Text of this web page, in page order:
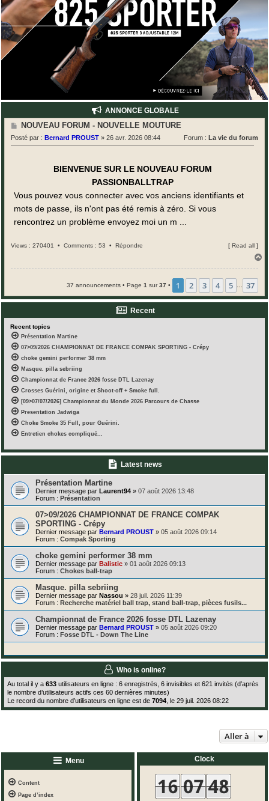
ANNONCE GLOBALE
M
s
NOUVEAU FORUM - NOUVELLE MOUTURE
Posté par : Bernard PROUST » 26 avr. 2026 08:44 Forum : La vie du forum
BIENVENUE SUR LE NOUVEAU FORUM
PASSIONBALLTRAP
Vous pouvez vous connecter avec vos anciens identifiants et
mots de passe, ils n'ont pas été remis à zéro. Si vous
rencontrez un problème envoyez moi un m ...
Views : 270401 • Comments : 53 • Répondre [ Read all ]
37 announcements • Page 1 sur37 • 1 2 3 4 5 37
Recent
Recent topics
Présentation Martine
07>09/2026 CHAMPIONNAT DE FRANCE COMPAK SPORTING - Crépy
choke gemini performer 38 mm
Masque. pilla sebriing
Championnat de France 2026 fosse DTL Lazenay
Crosses Guérini, origine et Shoot-off + Smoke full.
[09>07/07/2026] Championnat du Monde 2026 Parcours de Chasse
Presentation Jadwiga
Choke Smoke 35 Full, pour Guérini.
Entretien chokes compliqué...
Latest news
Présentation Martine
Dernier message par Laurent94 » 07 août 2026 13:48
Forum : Présentation
07>09/2026 CHAMPIONNAT DE FRANCE COMPAK
SPORTING - Crépy
Dernier message par Bernard PROUST » 05 août 2026 09:14
Forum : Compak Sporting
choke gemini performer 38 mm
Dernier message par Balistic » 01 août 2026 09:13
Forum : Chokes ball-trap
Masque. pilla sebriing
Dernier message par Nassou » 28 juil. 2026 11:39
Forum : Recherche matériel ball trap, stand ball-trap, pièces fusils...
Championnat de France 2026 fosse DTL Lazenay
Dernier message par Bernard PROUST » 05 août 2026 09:20
Forum : Fosse DTL - Down The Line
Who is online?
Au total il y a 633 utilisateurs en ligne : 6 enregistrés, 6 invisibles et 621 invités (d’après
le nombre d’utilisateurs actifs ces 60 dernières minutes)
Le record du nombre d’utilisateurs en ligne est de 7094 , le 29 juil. 2026 08:22
Aller à
Menu
Content
Page d’index
Clock